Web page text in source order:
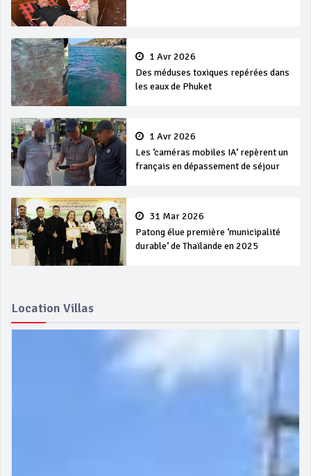
1 Avr 2026
Des méduses toxiques repérées dans
les eaux de Phuket
1 Avr 2026
Les ‘caméras mobiles IA’ repèrent un
français en dépassement de séjour
31 Mar 2026
Patong élue première ‘municipalité
durable’ de Thaïlande en 2025
Location Villas